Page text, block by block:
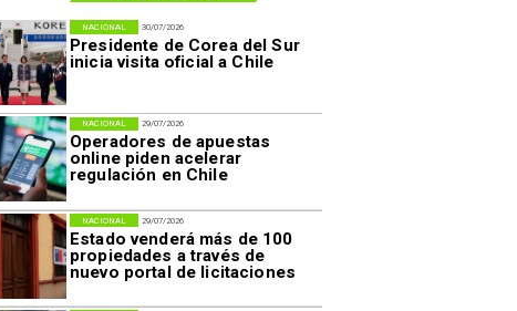
30/07/2026
Presidente de Corea del Sur
inicia visita oficial a Chile
NACIONAL
29/07/2026
Operadores de apuestas
online piden acelerar
regulación en Chile
NACIONAL
29/07/2026
Estado venderá más de 100
propiedades a través de
nuevo portal de licitaciones
NACIONAL